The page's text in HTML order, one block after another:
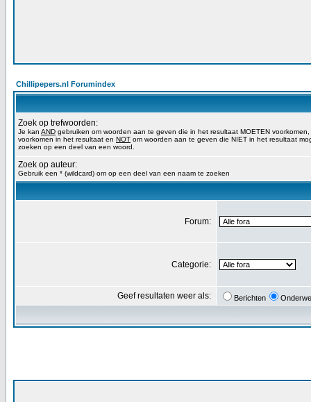
Chillipepers.nl Forumindex
Zoek op trefwoorden:
Je kan AND gebruiken om woorden aan te geven die in het resultaat MOETEN voorkomen,
voorkomen in het resultaat en NOT om woorden aan te geven die NIET in het resultaat
zoeken op een deel van een woord.
Zoek op auteur:
Gebruik een * (wildcard) om op een deel van een naam te zoeken
Forum:
Categorie:
Geef resultaten weer als: Berichten